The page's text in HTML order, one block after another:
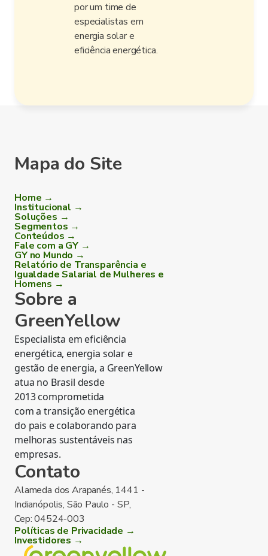
por um time de
especialistas em
energia solar e
eficiência energética.
Mapa do Site
Home →
Institucional →
Soluções →
Segmentos →
Conteúdos →
Fale com a GY →
GY no Mundo →
Relatório de Transparência e
Igualdade Salarial de Mulheres e
Homens →
Sobre a
GreenYellow
Especialista em eficiência
energética, energia solar e
gestão de energia, a GreenYellow
atua no Brasil desde
2013 comprometida
com a transição energética
do pais e colaborando para
melhoras sustentáveis nas
empresas.
Contato
Alameda dos Arapanés, 1441 -
Indianópolis, São Paulo - SP,
Cep: 04524-003
Políticas de Privacidade →
Investidores →